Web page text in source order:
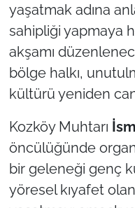
yaşatmak adına
sahipliği yapmaya
akşamı
bölge halkı,
kültürü yeniden
Kozköy Muhtarı
öncülüğünde
bir geleneği genç
yöresel kıyafet
ÇANAKKALE
TÜRKİYE
Bölge
Güvenlik
Genel
Politika